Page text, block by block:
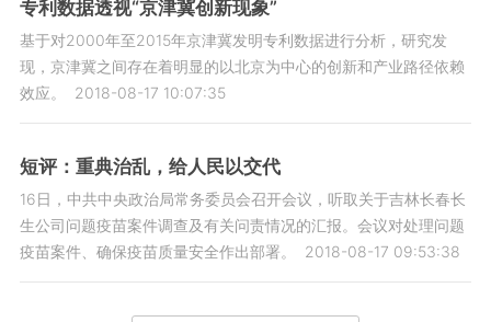
专利数据透视“京津冀创新现象”
基于对2000年至2015年京津冀发明专利数据进行分析，研究发
现，京津冀之间存在着明显的以北京为中心的创新和产业路径依赖
效应。
2018-08-17 10:07:35
短评：重典治乱，给人民以交代
16日，中共中央政治局常务委员会召开会议，听取关于吉林长春长
生公司问题疫苗案件调查及有关问责情况的汇报。会议对处理问题
疫苗案件、确保疫苗质量安全作出部署。
2018-08-17 09:53:38